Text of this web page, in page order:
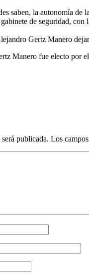
saben, la autonomía de
de seguridad,
Gertz Manero
Manero fue electo por
publicada. Los